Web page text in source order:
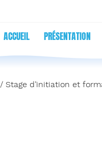
ACCUEIL PRÉSENTATION
/ Stage d’initiation et